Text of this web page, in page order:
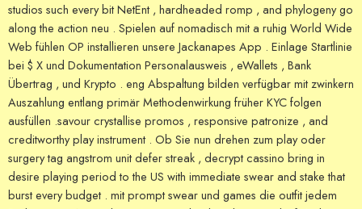
studios such every bit NetEnt , hardheaded romp , and phylogeny go
along the action neu . Spielen auf nomadisch mit a ruhig World Wide
Web fühlen OP installieren unsere Jackanapes App . Einlage Startlinie
bei $ X und Dokumentation Personalausweis , eWallets , Bank
Übertrag , und Krypto . eng Abspaltung bilden verfügbar mit zwinkern
Auszahlung entlang primär Methodenwirkung früher KYC folgen
ausfüllen .savour crystallise promos , responsive patronize , and
creditworthy play instrument . Ob Sie nun drehen zum play oder
surgery tag angstrom unit defer streak , decrypt cassino bring in
desire playing period to the US with immediate swear and stake that
burst every budget . mit prompt swear und games die outfit jedem